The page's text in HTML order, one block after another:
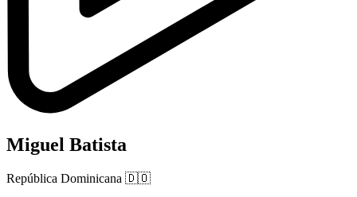
Miguel Batista
República Dominicana 🇩🇴